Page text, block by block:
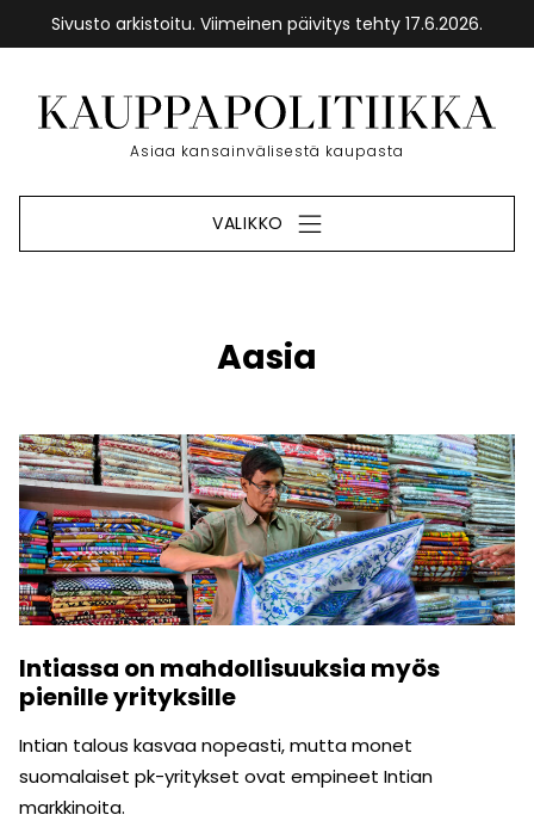
Sivusto arkistoitu. Viimeinen päivitys tehty 17.6.2026.
sisältöön
Etusivu
Asiaa kansainvälisestä kaupasta
VALIKKO
Aasia
Intiassa on mahdollisuuksia myös
pienille yrityksille
Intian talous kasvaa nopeasti, mutta monet
suomalaiset pk-yritykset ovat empineet Intian
markkinoita.